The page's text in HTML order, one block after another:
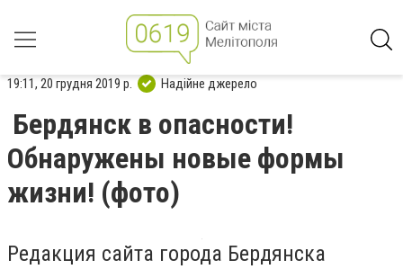
19:11, 20 грудня 2019 р. Надійне джерело
Бердянск в опасности!
Обнаружены новые формы
жизни! (фото)
Редакция сайта города Бердянска